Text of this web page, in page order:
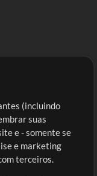
se
(incluindo
suas
e - somente se
e marketing
terceiros.